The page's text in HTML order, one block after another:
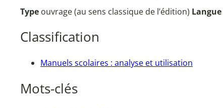
Type ouvrage (au sens classique de l’édition) Langue
Classification
Manuels scolaires : analyse et utilisation
Mots-clés